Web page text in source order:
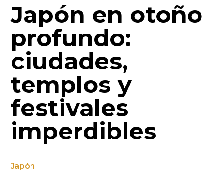
Japón en otoño
profundo:
ciudades,
templos y
festivales
imperdibles
Japón